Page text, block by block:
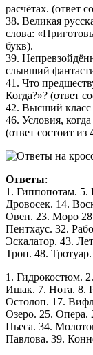
расчётах. (ответ
38. Великая
слова:
букв).
39.
слывший
41. Что
Когда?»? (ответ
42. Высший класс
46. Условия,
(ответ состоит из
Ответы:
1. Гиппопотам. 5.
Дровосек. 14.
Овен. 23. Моро
Пентхаус. 32.
Эскалатор. 43.
Троп. 48.
1. Гидрокостюм.
Ишак. 7. Нота. 8.
Остолоп. 17.
Озеро. 25. Опера.
Пьеса. 34.
Павлова. 39.